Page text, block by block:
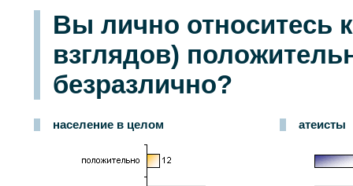
Вы лично относитесь
взглядов)
безразлично?
население в целом атеисты